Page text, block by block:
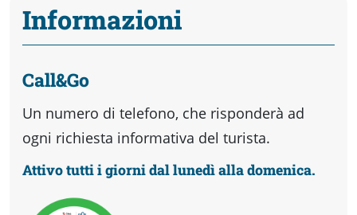
Informazioni
Call&Go
Un numero di telefono, che risponderà ad
ogni richiesta informativa del turista.
Attivo tutti i giorni dal lunedì alla domenica.